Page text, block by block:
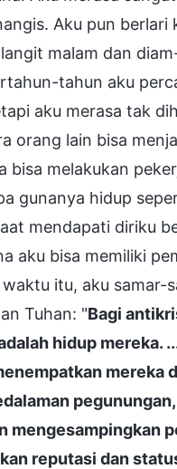
Aku pun berlari
malam dan
tahun aku
aku merasa tak
orang lain bisa
bisa melakukan
gunanya hidup
mendapati diriku
aku bisa memiliki
waktu itu, aku samar-
Tuhan: "Bagi
hidup mereka.
mereka
mengesampingkan
reputasi dan